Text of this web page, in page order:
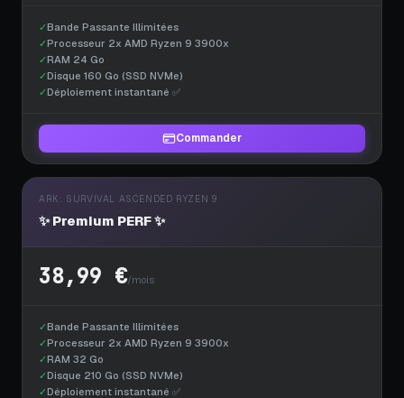
✓Bande Passante Illimitées
✓Processeur 2x AMD Ryzen 9 3900x
✓RAM 24 Go
✓Disque 160 Go (SSD NVMe)
✓Déploiement instantané ✅
Commander
ARK: SURVIVAL ASCENDED RYZEN 9
✨ Premium PERF ✨
38,99 €/mois
✓Bande Passante Illimitées
✓Processeur 2x AMD Ryzen 9 3900x
✓RAM 32 Go
✓Disque 210 Go (SSD NVMe)
✓Déploiement instantané ✅